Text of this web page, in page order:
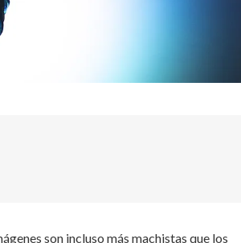
son incluso más machistas que los